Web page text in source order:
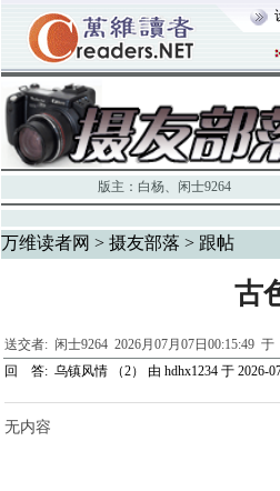
版主： 白杨、 闲士9264
万维读者网 > 摄友部落 > 跟帖
古
送交者: 闲士92642026月07月07日00:15:49
回 答: 乌镇风情 （2） 由 hdhx1234于 2026-
无内容